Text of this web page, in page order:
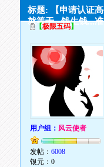
标题: 【申请认证
就等于,,,钱生钱,,,
【极限五码】
用户组： 风云使者
发帖：6008
银元：0